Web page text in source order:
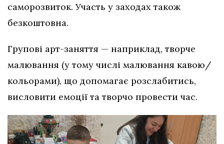
саморозвиток. Участь у заходах також
безкоштовна.
Групові арт-заняття — наприклад, творче
малювання (у тому числі малювання кавою/
кольорами), що допомагає розслабитись,
висловити емоції та творчо провести час.